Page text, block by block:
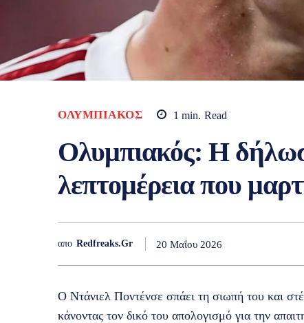
ΟΛΥΜΠΙΑΚΌΣ 1 min. Read
Ολυμπιακός: Η
λεπτομέρεια που
απο Redfreaks.gr 20 Μαΐου 2026
Ο Ντάνιελ Ποντένσε σπάει τη σιωπή του και
κάνοντας τον δικό του απολογισμό για την